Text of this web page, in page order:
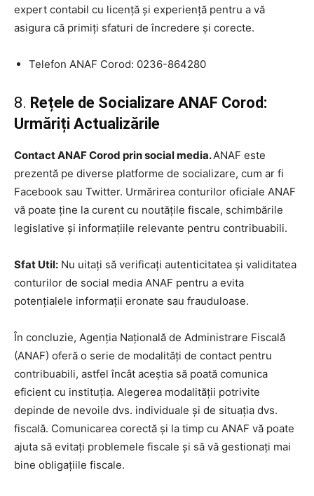
expert contabil cu licență și experiență pentru a vă
asigura că primiți sfaturi de încredere și corecte.
Telefon ANAF Corod: 0236-864280
8. Rețele de Socializare ANAF Corod:
Urmăriți Actualizările
Contact ANAF Corod prin social media.ANAF este
prezentă pe diverse platforme de socializare, cum ar fi
Facebook sau Twitter. Urmărirea conturilor oficiale ANAF
vă poate ține la curent cu noutățile fiscale, schimbările
legislative și informațiile relevante pentru contribuabili.
Sfat Util: Nu uitați să verificați autenticitatea și validitatea
conturilor de social media ANAF pentru a evita
potențialele informații eronate sau frauduloase.
În concluzie, Agenția Națională de Administrare Fiscală
(ANAF) oferă o serie de modalități de contact pentru
contribuabili, astfel încât aceștia să poată comunica
eficient cu instituția. Alegerea modalității potrivite
depinde de nevoile dvs. individuale și de situația dvs.
fiscală. Comunicarea corectă și la timp cu ANAF vă poate
ajuta să evitați problemele fiscale și să vă gestionați mai
bine obligațiile fiscale.